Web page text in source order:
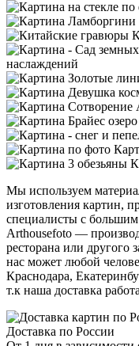
наслаждений
Мы используем
изготовления картин,
специалисты с
Arthousefoto —
ресторана или другого
нас может любой
Краснодара,
т.к наша доставка
Доставка по России